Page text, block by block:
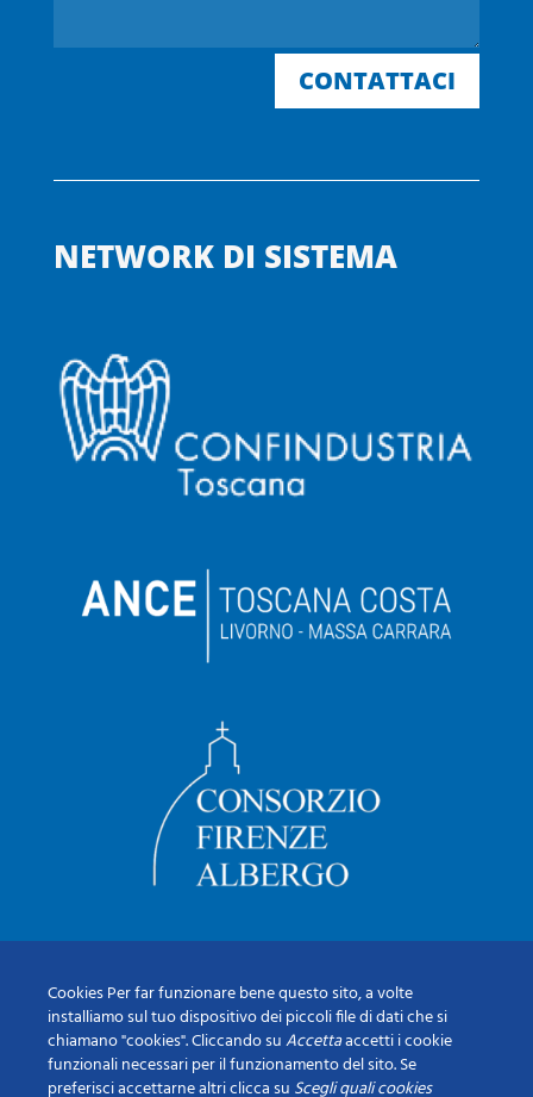
CONTATTACI
NETWORK DI SISTEMA
Cookies Per far funzionare bene questo sito, a volte
installiamo sul tuo dispositivo dei piccoli file di dati che si
chiamano "cookies". Cliccando suAccettaaccetti i cookie
funzionali necessari per il funzionamento del sito. Se
preferisci accettarne altri clicca su Scegli quali cookies